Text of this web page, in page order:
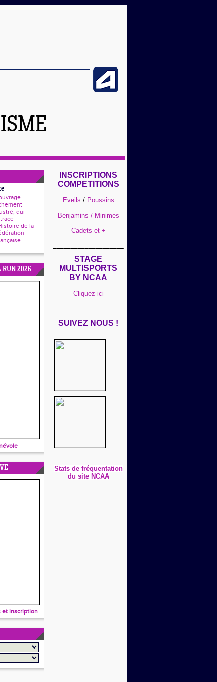
qui
de la
RUN 2026
et inscription
INSCRIPTIONS
COMPETITIONS
Eveils / Poussins
Benjamins / Minimes
Cadets et +
STAGE
MULTISPORTS
BY NCAA
Cliquez ici
SUIVEZ NOUS !
Stats de fréquentation
du site NCAA